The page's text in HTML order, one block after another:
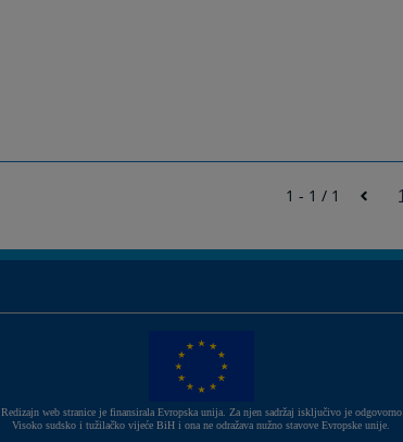
1 - 1 / 1 1
Redizajn web stranice je finansirala Evropska unija. Za njen sadržaj isključivo je odgovorno
Visoko sudsko i tužilačko vijeće BiH i ona ne odražava nužno stavove Evropske unije.